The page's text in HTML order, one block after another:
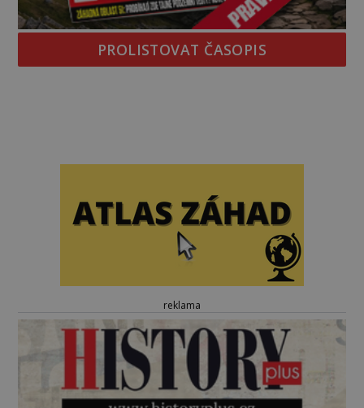
PROLISTOVAT ČASOPIS
reklama